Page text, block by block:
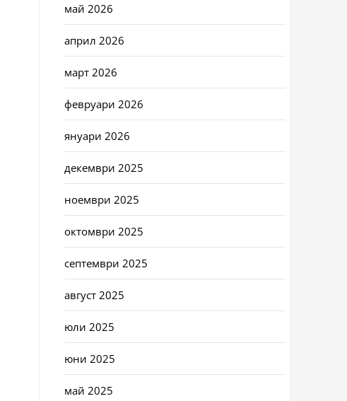
май 2026
април 2026
март 2026
февруари 2026
януари 2026
декември 2025
ноември 2025
октомври 2025
септември 2025
август 2025
юли 2025
юни 2025
май 2025